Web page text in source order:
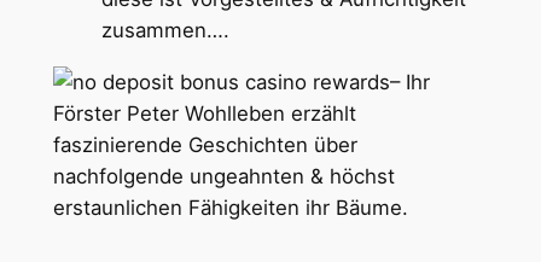
zusammen….
– Ihr
Förster Peter Wohlleben erzählt
faszinierende Geschichten über
nachfolgende ungeahnten & höchst
erstaunlichen Fähigkeiten ihr Bäume.